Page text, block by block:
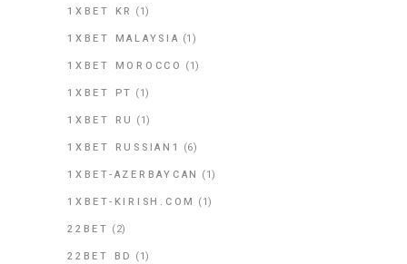
1XBET KR (1)
1XBET MALAYSIA (1)
1XBET MOROCCO (1)
1XBET PT (1)
1XBET RU (1)
1XBET RUSSIAN1 (6)
1XBET-AZERBAYCAN (1)
1XBET-KIRISH.COM (1)
22BET (2)
22BET BD (1)